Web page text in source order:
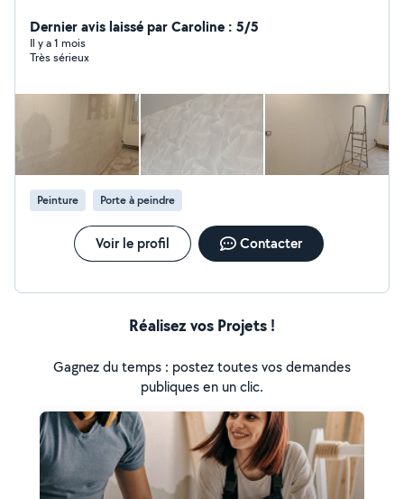
hôtel de luxe à Nice mon métier consiste à l'entretien
de l'hôtel d'hiver travaux petite plomberie joint de
carrelage joint de baignoire petite menuiserie peinture
Petite électricité je suis quelqu'un de très manuel et
très minutieux n'hésitez pas à me contacter
Dernier avis laissé par Caroline : 5/5
Il y a 1 mois
Très sérieux
Peinture Porte à peindre
Voir le profil Contacter
Réalisez vos Projets !
Gagnez du temps : postez toutes vos demandes
publiques en un clic.